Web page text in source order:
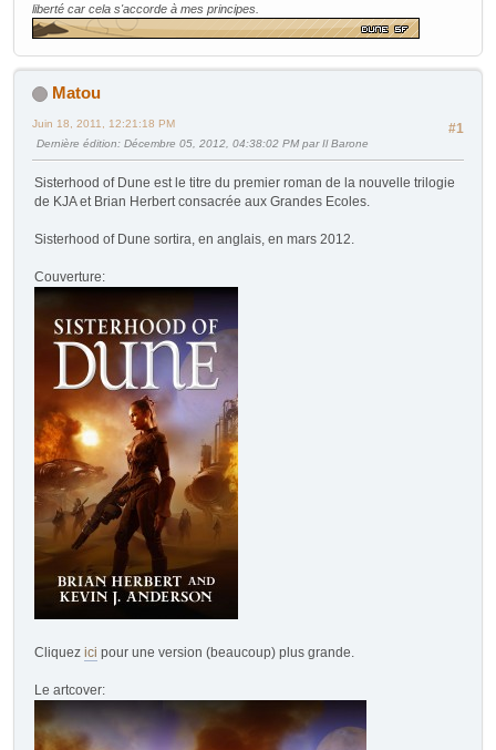
liberté car cela s'accorde à mes principes.
Matou
#1
Juin 18, 2011, 12:21:18 PM
Dernière édition: Décembre 05, 2012, 04:38:02 PM par Il Barone
Sisterhood of Dune est le titre du premier roman de la nouvelle trilogie
de KJA et Brian Herbert consacrée aux Grandes Ecoles.
Sisterhood of Dune sortira, en anglais, en mars 2012.
Couverture:
Cliquez ici pour une version (beaucoup) plus grande.
Le artcover: